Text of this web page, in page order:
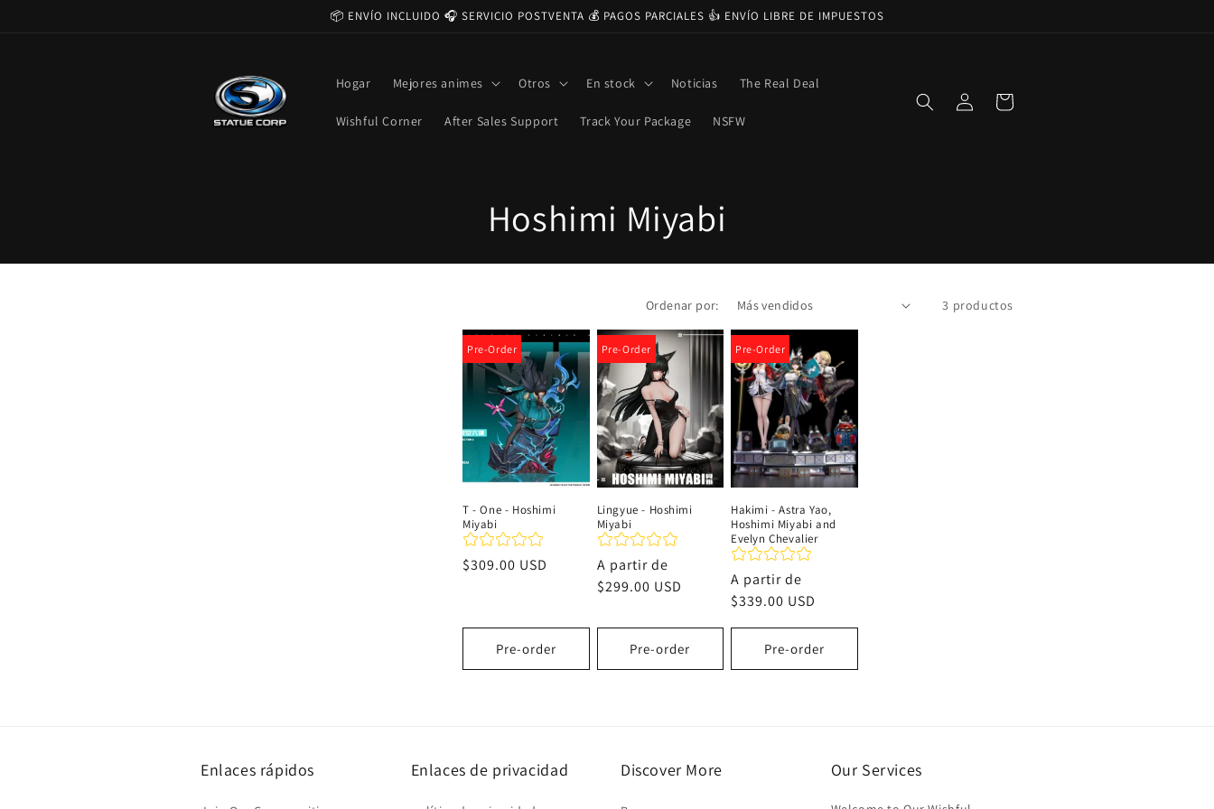
📦 ENVÍO INCLUIDO 🎧 SERVICIO POSTVENTA 💰 PAGOS PARCIALES 👍 ENVÍO LIBRE DE IMPUESTOS
Hogar Mejores animes Otros En stock Noticias The Real Deal
Wishful Corner After Sales Support Track Your Package NSFW
Iniciar
sesión
Carrito
C
o
e
c
c
i
ó
:
Hoshimi Miyabi
Ordenar por: 3 productos
Pre-Order
T - One - Hoshimi
Miyabi
Precio
$309.00 USD
Pre-order
Pre-Order
Lingyue - Hoshimi
Miyabi
Precio
habitual
A partir de
$299.00 USD
Pre-order
Pre-Order
Hakimi - Astra Yao,
Hoshimi Miyabi and
Evelyn Chevalier
Precio
habitual
A partir de
$339.00 USD
Pre-order
Enlaces rápidos Enlaces de privacidad Discover More Our Services